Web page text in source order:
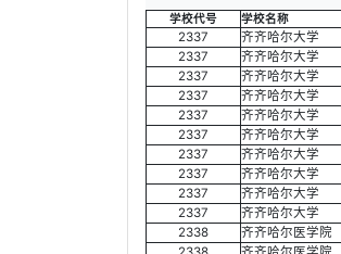
学校代号 学校名称
2337 齐齐哈尔大学
2337
齐齐哈尔大学
2337
齐齐哈尔大学
2337
齐齐哈尔大学
2337
齐齐哈尔大学
2337
齐齐哈尔大学
2337
齐齐哈尔大学
2337
齐齐哈尔大学
2337
齐齐哈尔大学
2337
齐齐哈尔大学
2338
齐齐哈尔医学院